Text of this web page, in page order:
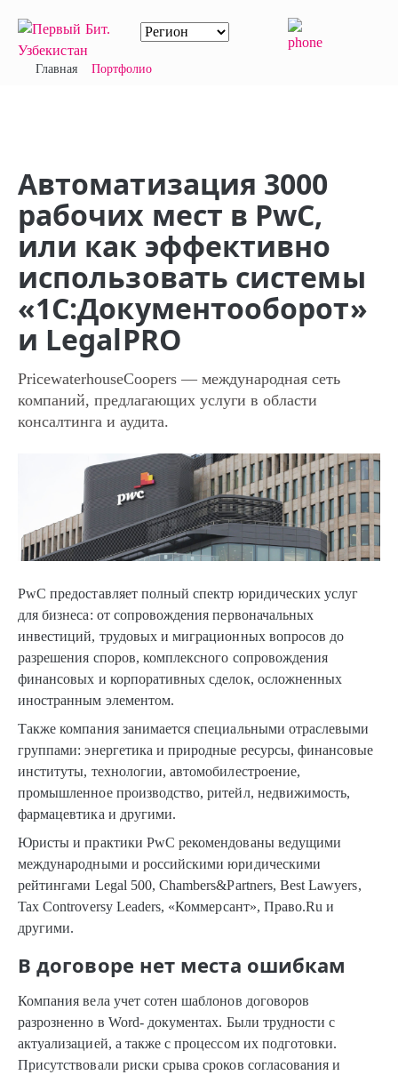
Главная Портфолио
Автоматизация 3000
рабочих мест в PwC,
или как эффективно
использовать системы
«1С:Документооборот»
и LegalPRO
PricewaterhouseCoopers — международная сеть
компаний, предлагающих услуги в области
консалтинга и аудита.
PwC предоставляет полный спектр юридических услуг
для бизнеса: от сопровождения первоначальных
инвестиций, трудовых и миграционных вопросов до
разрешения споров, комплексного сопровождения
финансовых и корпоративных сделок, осложненных
иностранным элементом.
Также компания занимается специальными отраслевыми
группами: энергетика и природные ресурсы, финансовые
институты, технологии, автомобилестроение,
промышленное производство, ритейл, недвижимость,
фармацевтика и другими.
Юристы и практики PwC рекомендованы ведущими
международными и российскими юридическими
рейтингами Legal 500, Chambers&Partners, Best Lawyers,
Tax Controversy Leaders, «Коммерсант», Право.Ru и
другими.
В договоре нет места ошибкам
Компания вела учет сотен шаблонов договоров
разрозненно в Word- документах. Были трудности с
актуализацией, а также с процессом их подготовки.
Присутствовали риски срыва сроков согласования и